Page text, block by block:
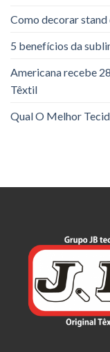
Como decorar
5 benefícios da
Americana recebe
Têxtil
Qual O Melhor